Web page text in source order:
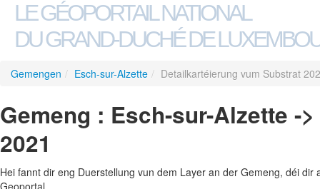
LE GÉOPORTAIL NATIONAL
DU GRAND-DUCHÉ DE
Gemengen / Esch-sur-Alzette / Detailkartéierung vum Substrat
Gemeng : Esch-sur-Alzette -
2021
Hei fannt dir eng Duerstellung vun dem Layer an der Gemeng, déi
Geoportal.